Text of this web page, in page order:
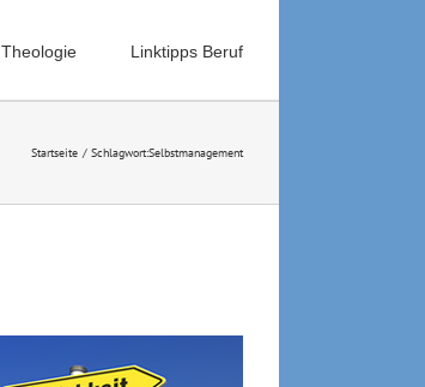
Theologie Linktipps Beruf
Startseite Schlagwort:Selbstmanagement